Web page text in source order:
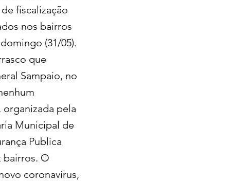
fiscalização
nos bairros
(31/05).
que
Sampaio, no
pela
Municipal de
Publica
bairros. O
coronavírus,